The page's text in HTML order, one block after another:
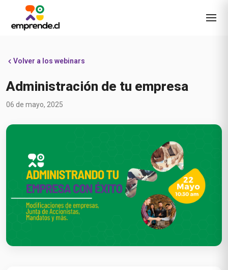
Volver a los webinars
Administración de tu empresa
06 de mayo, 2025